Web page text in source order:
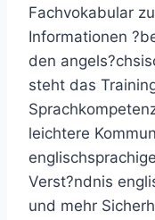
Fachvokabular
Informationen
den
steht das
leichtere
Verst?ndnis
und mehr